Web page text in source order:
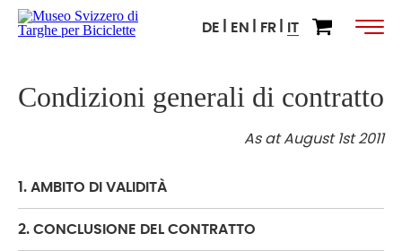
DE EN FR IT
Condizioni generali di contratto
As at August 1st 2011
1. AMBITO DI VALIDITÀ
2. CONCLUSIONE DEL CONTRATTO